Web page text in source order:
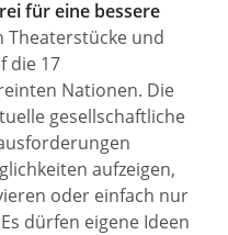
für eine bessere
Theaterstücke und
die 17
Nationen. Die
gesell­schaftliche
aufzeigen,
oder einfach nur
dürfen eigene Ideen